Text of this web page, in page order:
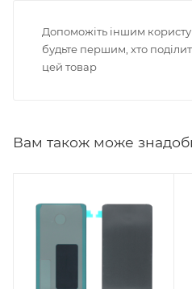
Допоможіть іншим
будьте першим, хто
цей товар
Вам також може